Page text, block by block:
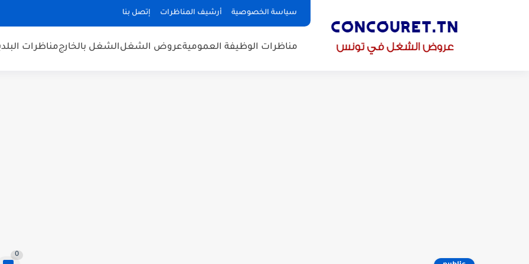
سياسة الخصوصية أرشيف المناظرات إتصل بنا
مناظرات الوظيفة العموميةعروض الشغلالشغل بالخارجمناظرات
0